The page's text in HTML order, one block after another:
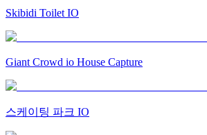
Skibidi Toilet IO
Giant Crowd io House Capture
스케이팅 파크 IO